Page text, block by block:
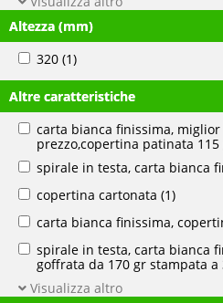
Altezza (mm)
320 (1)
Altre caratteristiche
carta bianca finissima,
prezzo,copertina patinata 115
spirale in testa, carta bianca
copertina cartonata (1)
carta bianca finissima,
spirale in testa, carta bianca
goffrata da 170 gr stampata a
Visualizza altro